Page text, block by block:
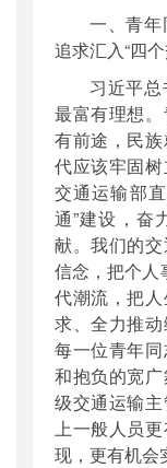
一、青
追求汇入“四
习近平
最富有理想
有前途，民
代应该牢固
交通运输部
通”建设，奋
献。我们的
信念，把个人
代潮流，把
求、全力推
每一位青年
和抱负的宽
级交通运输
上一般人员
现，更有机会